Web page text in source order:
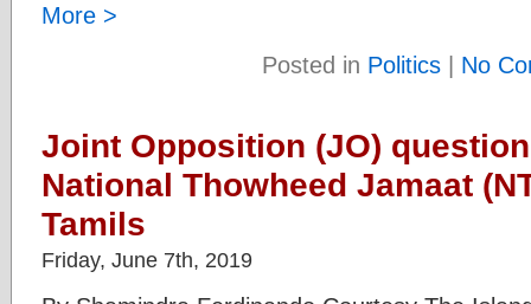
More >
Posted in Politics | No
Joint Opposition (JO)
National Thowheed Jamaat
Tamils
Friday, June 7th, 2019